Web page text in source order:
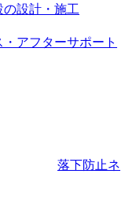
設計・施工
アフターサポート
落下防止ネ